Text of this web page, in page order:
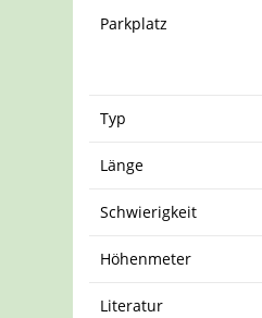
Parkplatz
Typ
Länge
Schwierigkeit
Höhenmeter
Literatur